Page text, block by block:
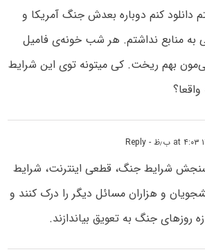
دانلود کنم دوباره بعدش جنگ آمریکا و
به منابع نداشتم. هر شب خونه‌ی فامیل
بهم ریخت. کی میتونه توی این شرایط
- Reply
سنجش شرایط جنگ، قطعی اینترنت، شرایط
و هزاران مسائل دیگر را درک کنند و
روزهای جنگ به تعویق بیاندازند.